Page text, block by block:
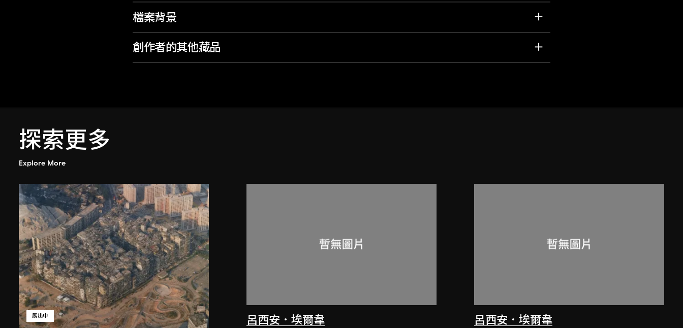
檔案背景
創作者的其他藏品
探索更多
Explore More
展出中
呂西安．埃爾韋
呂西安．埃爾韋